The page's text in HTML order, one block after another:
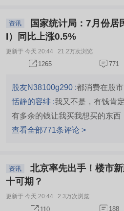
亿元首轮融资，该笔融资刷新国
DeepSeek投后估值接近4000亿
资约30亿元。结合2026年7月的
的多家企业分属不同赛道，综合
行业空间来看，月之暗面（
对突出的标的，核心潜力标的详
（Moonshot AI） 它是国内AI大
司，2026年已经完成多轮大额融
元，是所有参股企业中唯一已
的，抗风险能力和成长确定性相
为边缘端AI推理芯片的初创企业
资讯
I）同比上涨0.5%
更新于 今天 20:44 21.2万次浏览
1265 771
股友N38100g290 :都消费在股市
恬静的容绯 :我又不是，有钱肯
有多余的钱让我买我想买的东西
查看全部771条评论 >
资讯
北京率先出手！楼市新政力度超预期 金九银
十可期？
更新于 今天 20:44 2.3万次浏览
110 188